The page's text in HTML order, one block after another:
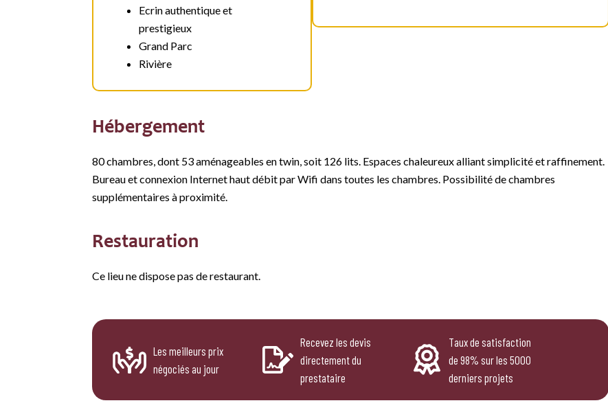
Ecrin authentique et
prestigieux
Grand Parc
Rivière
Hébergement
80 chambres, dont 53 aménageables en twin, soit 126 lits. Espaces chaleureux alliant simplicité et raffinement.
Bureau et connexion Internet haut débit par Wifi dans toutes les chambres. Possibilité de chambres
supplémentaires à proximité.
Restauration
Ce lieu ne dispose pas de restaurant.
Les meilleurs prix
négociés au jour
Recevez les devis
directement du
prestataire
Taux de satisfaction
de 98% sur les 5000
derniers projets